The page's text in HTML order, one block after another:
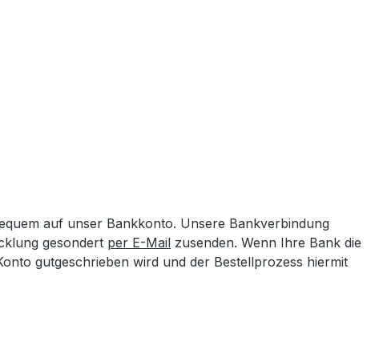
auf unser Bankkonto. Unsere Bankverbindung
gesondert per E-Mail zusenden. Wenn Ihre Bank die
gutgeschrieben wird und der Bestellprozess hiermit